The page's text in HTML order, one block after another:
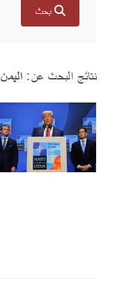
بحث
نتائج البحث عن:اليمن